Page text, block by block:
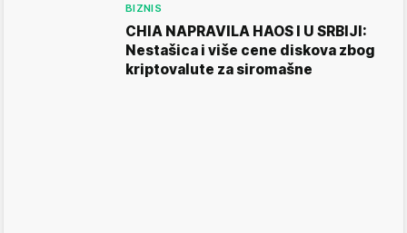
BIZNIS
CHIA NAPRAVILA HAOS I U SRBIJI:
Nestašica i više cene diskova zbog
kriptovalute za siromašne